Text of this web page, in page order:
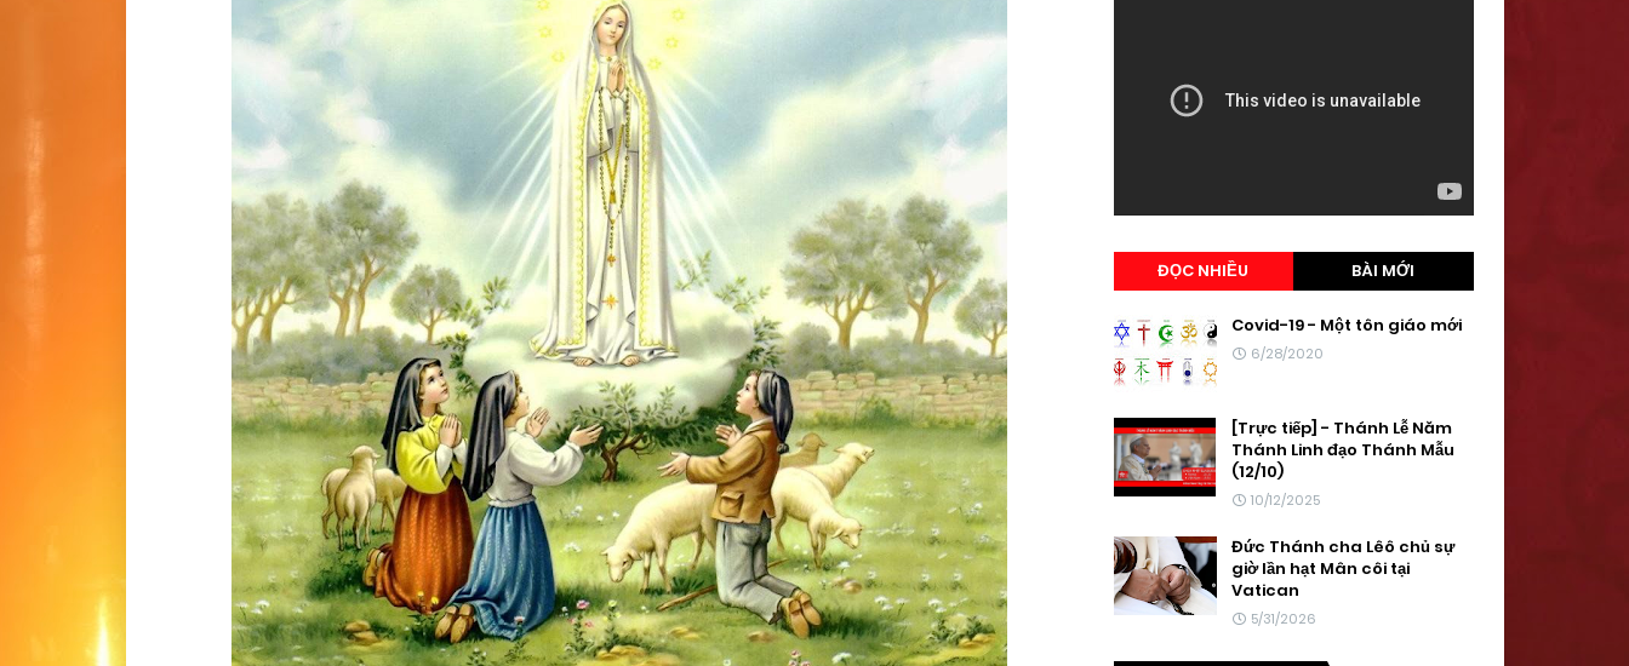
ĐỌC NHIỀU BÀI MỚI
Covid-19 - Một tôn giáo mới
6/28/2020
[Trực tiếp] - Thánh Lễ Năm
Thánh Linh đạo Thánh Mẫu
(12/10)
10/12/2025
Đức Thánh cha Lêô chủ sự
giờ lần hạt Mân côi tại
Vatican
5/31/2026